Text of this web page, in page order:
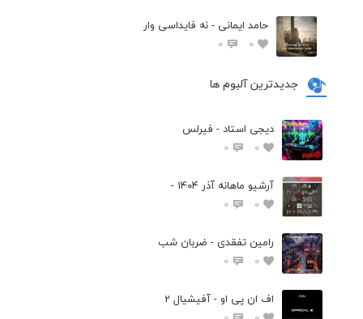
حامد ایمانی - نه فایداسی وار
0
0
جدیدترین آلبوم ها
دیجی استاد - فیرلس
0
0
آرشیو ماهانه آذر 1404 -
0
0
رامین تفقدی - ضربان شب
0
0
اف ان پی او - آفیشیال 2